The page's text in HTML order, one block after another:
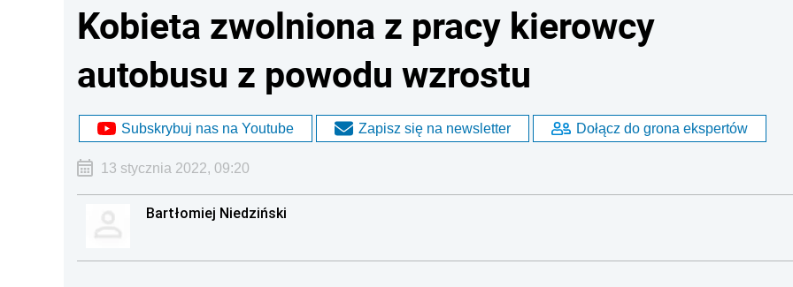
Kobieta zwolniona z pracy kierowcy
autobusu z powodu wzrostu
Subskrybuj nas na Youtube Zapisz się na newsletter Dołącz do grona ekspertów
13 stycznia 2022, 09:20
Bartłomiej Niedziński